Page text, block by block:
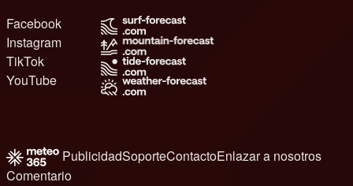
Facebook
Instagram
TikTok
YouTube
PublicidadSoporteContactoEnlazar a nosotros
Comentario